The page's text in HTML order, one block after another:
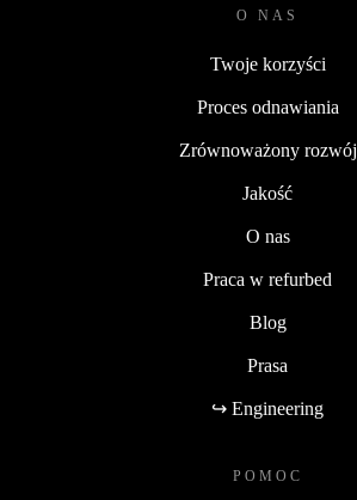
O NAS
Twoje korzyści
Proces odnawiania
Zrównoważony rozwój
Jakość
O nas
Praca w refurbed
Blog
Prasa
↪ Engineering
POMOC